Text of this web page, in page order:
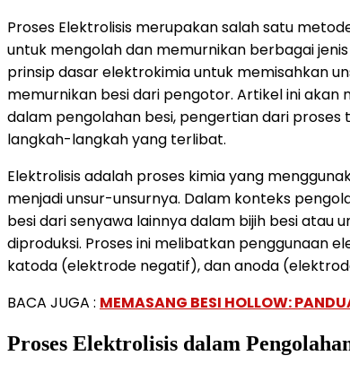
Proses Elektrolisis merupakan salah satu
untuk mengolah dan memurnikan berbagai
prinsip dasar elektrokimia untuk memisahkan
memurnikan besi dari pengotor. Artikel ini
dalam pengolahan besi, pengertian dari
langkah-langkah yang terlibat.
Elektrolisis adalah proses kimia yang
menjadi unsur-unsurnya. Dalam konteks
besi dari senyawa lainnya dalam bijih besi atau
diproduksi. Proses ini melibatkan penggunaan
katoda (elektrode negatif), dan anoda
BACA JUGA : MEMASANG BESI HOLLOW:
Proses Elektrolisis dalam